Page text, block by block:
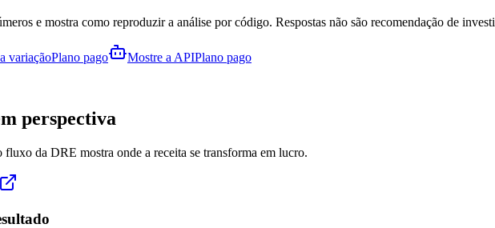
e mostra como reproduzir a análise por código. Respostas não são recomendação de
variaçãoPlano pago Mostre a APIPlano pago
perspectiva
fluxo da DRE mostra onde a receita se transforma em lucro.